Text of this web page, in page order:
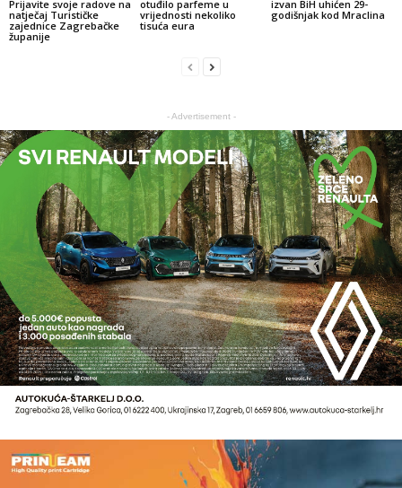
Prijavite svoje radove na
natječaj Turističke
zajednice Zagrebačke
županije
otuđilo parfeme u
vrijednosti nekoliko
tisuća eura
izvan BiH uhićen 29-
godišnjak kod Mraclina
- Advertisement -